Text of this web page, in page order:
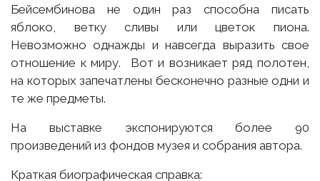
Бейсембинова не один раз способна писать
яблоко, ветку сливы или цветок пиона.
Невозможно однажды и навсегда выразить свое
отношение к миру. Вот и возникает ряд полотен,
на которых запечатлены бесконечно разные одни и
те же предметы.
На выставке экспонируются более 90
произведений из фондов музея и собрания автора.
Краткая биографическая справка: